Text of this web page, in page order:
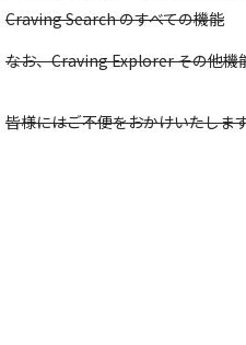
Craving Search のすべての機能
なお、Craving Explorer その他機
皆様にはご不便をおかけいたしま